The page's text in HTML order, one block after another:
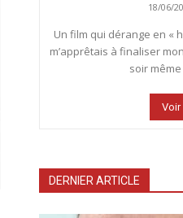
18/06/
Un film qui dérange en «
m’apprêtais à finaliser
soir
Voir
DERNIER ARTICLE